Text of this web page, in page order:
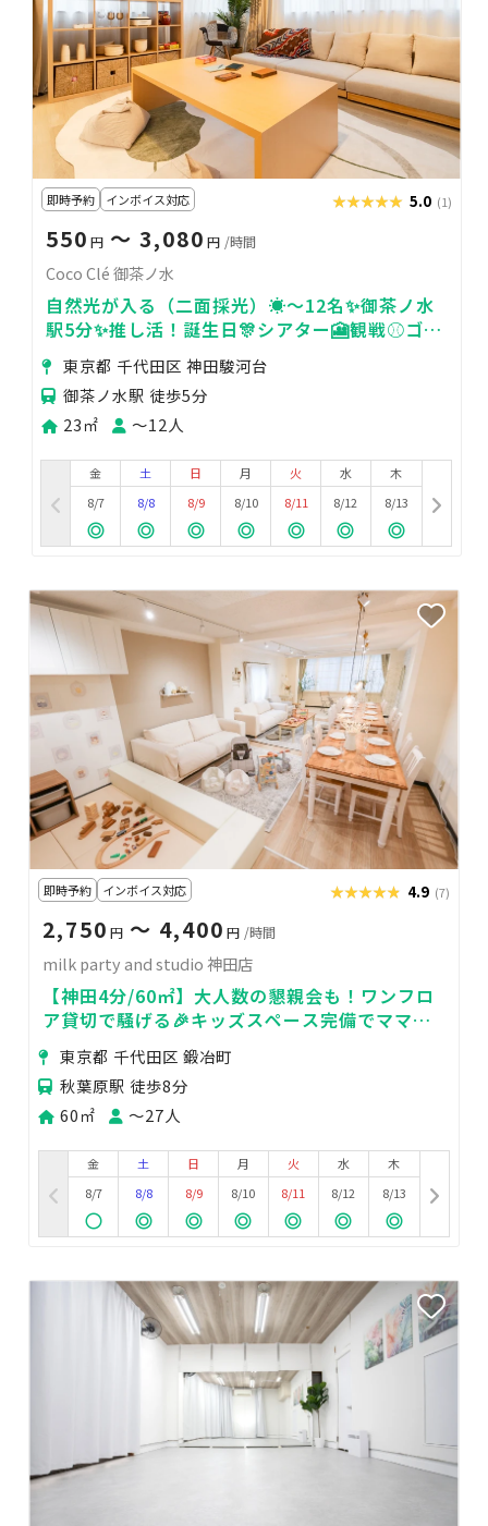
即時予約 インボイス対応 ★★★★★
★★★★★ 5.0 (1)
550 円〜 3,080 円 /時間
Coco Clé 御茶ノ水
自然光が入る（二面採光）☀️〜12名✨御茶ノ水
駅5分✨推し活！誕生日🎊シアター🎦観戦⚾ゴミ
オプション有り⭐︎
東京都 千代田区 神田駿河台
御茶ノ水駅 徒歩5分
23㎡
〜12人
金
8/7
土
8/8
日
8/9
月
8/10
火
8/11
水
8/12
木
8/13
即時予約 インボイス対応 ★★★★★
★★★★★ 4.9 (7)
2,750 円 〜 4,400 円 /時間
milk party and studio 神田店
【神田4分/60㎡】大人数の懇親会も！ワンフロ
ア貸切で騒げる🎉キッズスペース完備でママ会
にも🍼
東京都 千代田区 鍛冶町
秋葉原駅 徒歩8分
60㎡
〜27人
金
8/7
土
8/8
日
8/9
月
8/10
火
8/11
水
8/12
木
8/13